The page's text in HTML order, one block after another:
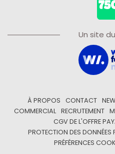
Un site
À PROPOS CONTACT
COMMERCIAL
RECRUTEMENT
CGV DE L'OFFRE
PROTECTION DES DONNÉES
PRÉFÉRENCES